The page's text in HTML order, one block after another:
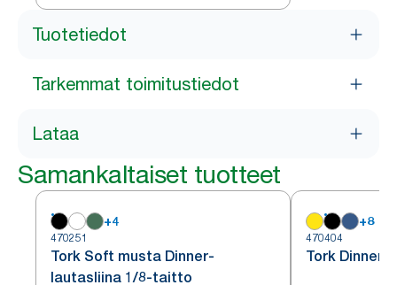
Tuotetiedot
Tarkemmat toimitustiedot
Lataa
Samankaltaiset tuotteet
+4
470251
Tork Soft musta Dinner-
lautasliina 1/8-taitto
+8
470404
Tork Dinner